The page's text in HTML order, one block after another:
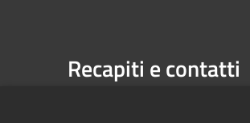
Recapiti e contatti